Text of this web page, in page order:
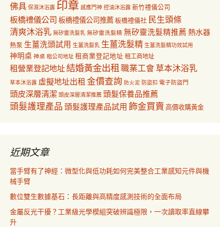
佛具 保濕沐浴露 印章 感應門神 控油沐浴露 新竹禮儀公司
板橋禮儀公司 板橋禮儀公司推薦板橋禮儀社 民生頭條
清爽沐浴乳 無矽靈洗髮乳 無矽靈洗髮精 無矽靈洗髮精推薦 熱水器
熱泵 生薑洗頭試用 生薑洗髮乳 生薑洗髮精 生薑洗髮精功效試用
神明桌 神桌 租公司地址 租商業登記地址 租工商地址
租營業登記地址結婚黃金出租職業工會草本沐浴乳
草本沐浴露 虛擬地址出租 金價查詢 防火泥 防盜扣 電子防盜門
頭皮深層清潔 頭皮深層清潔推薦 頭髮保養品推薦
頭髮護理產品 頭髮護理產品試用 飾金買賣 高價收購黃金
近期文章
當手臂有了神經：微型化與低功耗如何完美整合工業感知元件與機
械手臂
數位雙生數據基石：長距離與高精度感測技術的全面布局
金屬反光干擾？工業級光學模組突破辨識極限，一次讀取率直線攀
升